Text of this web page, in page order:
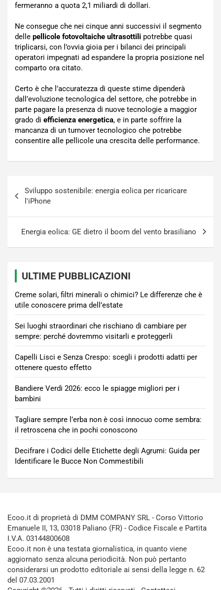
fermeranno a quota 2,1 miliardi di dollari.
Ne consegue che nei cinque anni successivi il segmento
delle pellicole fotovoltaiche ultrasottili potrebbe quasi
triplicarsi, con l’ovvia gioia per i bilanci dei principali
operatori impegnati ad espandere la propria posizione nel
comparto ora citato.
Certo è che l’accuratezza di queste stime dipenderà
dall’evoluzione tecnologica del settore, che potrebbe in
parte pagare la presenza di nuove tecnologie a maggior
grado di efficienza energetica, e in parte soffrire la
mancanza di un turnover tecnologico che potrebbe
consentire alle pellicole una crescita delle performance.
articoli
Sviluppo sostenibile: energia eolica per ricaricare
l'iPhone
Energia eolica: GE dietro il boom del vento brasiliano
ULTIME PUBBLICAZIONI
Creme solari, filtri minerali o chimici? Le differenze che è
utile conoscere prima dell’estate
Sei luoghi straordinari che rischiano di cambiare per
sempre: perché dovremmo visitarli e proteggerli
Capelli Lisci e Senza Crespo: scegli i prodotti adatti per
ottenere questo effetto
Bandiere Verdi 2026: ecco le spiagge migliori per i
bambini
Tagliare sempre l’erba non è così innocuo come sembra:
il retroscena che in pochi conoscono
Decifrare i Codici delle Etichette degli Agrumi: Guida per
Identificare le Bucce Non Commestibili
Ecoo.it di proprietà di DMM COMPANY SRL - Corso Vittorio
Emanuele II, 13, 03018 Paliano (FR) - Codice Fiscale e Partita
I.V.A. 03144800608
Ecoo.it non è una testata giornalistica, in quanto viene
aggiornato senza alcuna periodicità. Non può pertanto
considerarsi un prodotto editoriale ai sensi della legge n. 62
del 07.03.2001